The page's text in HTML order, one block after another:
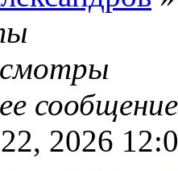
2026